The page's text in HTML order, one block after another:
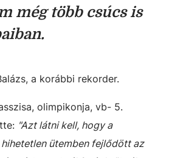
még több csúcs is
a korábbi rekorder.
olimpikonja, vb- 5.
"Azt látni kell, hogy a
ütemben fejlődött az